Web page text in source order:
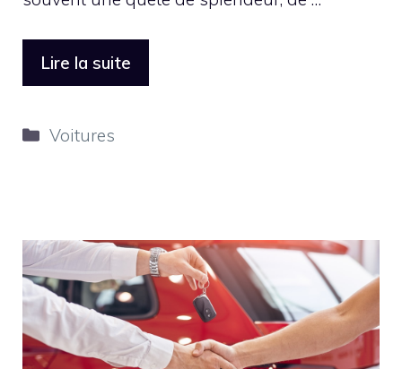
Lire la suite
Catégories
Voitures